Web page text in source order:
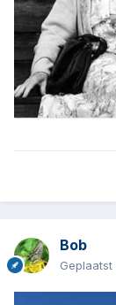
Bob
Geplaatst